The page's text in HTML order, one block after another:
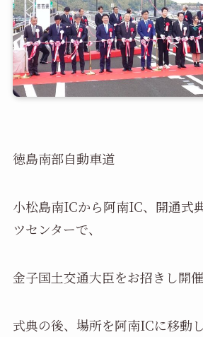
徳島南部自動車道
小松島南ICから阿南IC、開通式
ツセンターで、
金子国土交通大臣をお招きし開催
式典の後、場所を阿南ICに移動